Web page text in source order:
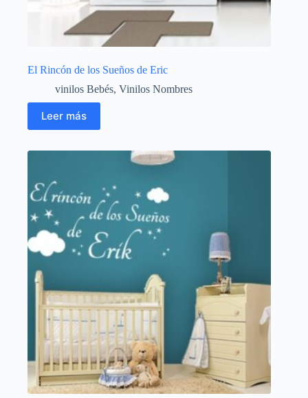
El Rincón de los Sueños de Eric
vinilos Bebés, Vinilos Nombres
Leer más